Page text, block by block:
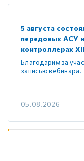
5 августа
передовых АСУ
контроллерах
Благодарим за
записью вебинара.
05.08.2026